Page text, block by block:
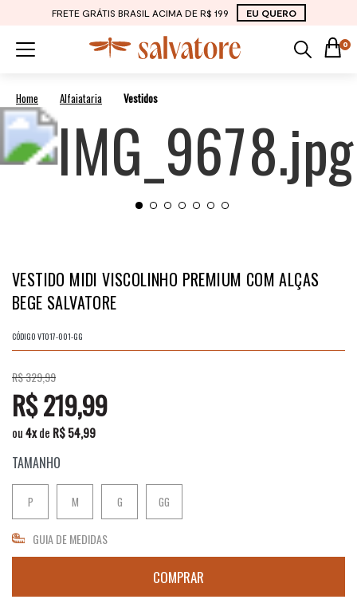
FRETE GRÁTIS BRASIL ACIMA DE R$ 199 EU QUERO
0
Alfaiataria Vestidos
VESTIDO MIDI VISCOLINHO PREMIUM COM ALÇAS
BEGE SALVATORE
CÓDIGO VT017-001-GG
R$ 329,99
R$ 219,99
ou4xde R$ 54,99
TAMANHO
P M G GG
GUIA DE MEDIDAS